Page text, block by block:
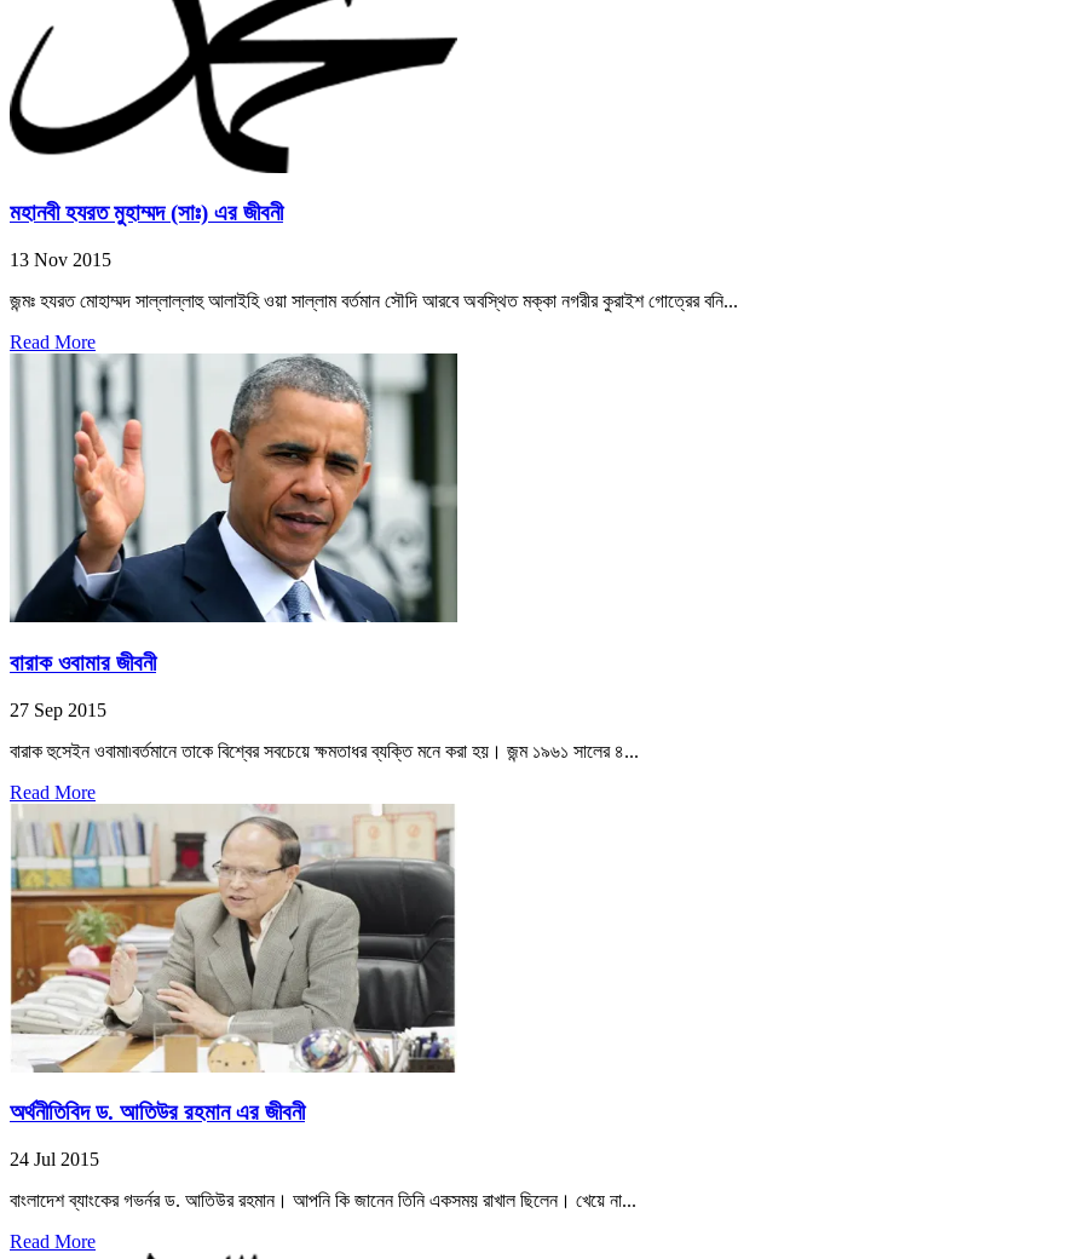
মহানবী হযরত মুহাম্মদ (সাঃ) এর জীবনী
13 Nov 2015
জন্মঃ হযরত মোহাম্মদ সাল্লাল্লাহু আলাইহি ওয়া সাল্লাম বর্তমান সৌদি আরবে অবস্থিত মক্কা নগরীর কুরাইশ গোত্রের বনি...
Read More
বারাক ওবামার জীবনী
27 Sep 2015
বারাক হুসেইন ওবামা৷বর্তমানে তাকে বিশ্বের সবচেয়ে ক্ষমতাধর ব্যক্তি মনে করা হয়। জন্ম ১৯৬১ সালের ৪...
Read More
অর্থনীতিবিদ ড. আতিউর রহমান এর জীবনী
24 Jul 2015
বাংলাদেশ ব্যাংকের গভর্নর ড. আতিউর রহমান। আপনি কি জানেন তিনি একসময় রাখাল ছিলেন। খেয়ে না...
Read More